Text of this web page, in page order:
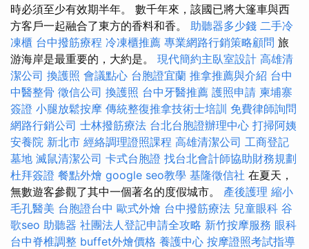
時必須至少有效期半年。 數千年來，該國已將大篷車與西
方客戶一起融合了東方的香料和香。 助聽器多少錢 二手冷
凍櫃 台中撥筋療程 冷凍櫃推薦 專業網路行銷策略顧問 旅
游海岸是最重要的，大約是。 現代簡約主臥室設計 高雄清
潔公司 換護照 會議點心 台胞證宜蘭 推拿推薦與介紹 台中
中醫整骨 徵信公司 換護照 台中牙醫推薦 護照申請 柬埔寨
簽證 小腿放鬆按摩 傳統整復推拿技術士培訓 免費律師詢問
網路行銷公司 士林撥筋療法 台北台胞證辦理中心 打掃阿姨
安養院 新北市 經絡調理證照課程 高雄清潔公司 工商登記
墓地 滅鼠清潔公司 卡式台胞證 找台北會計師協助財務規劃
杜拜簽證 餐點外燴 google seo教學 基隆徵信社 在夏天，
無數遊客參觀了其中一個著名的度假城市。 產後護理 縮小
毛孔醫美 台胞證台中 歐式外燴 台中撥筋療法 兒童眼科 谷
歌seo 助聽器 社團法人登記申請全攻略 新竹按摩服務 眼科
台中脊椎調整 buffet外燴價格 養護中心 按摩證照考試指導